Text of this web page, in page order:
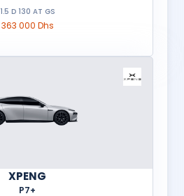
1.5 D 130 AT GS
363 000 Dhs
XPENG
P7+